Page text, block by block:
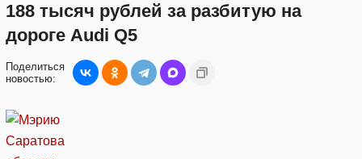
188 тысяч рублей за разбитую на
дороге Audi Q5
Поделиться
новостью: